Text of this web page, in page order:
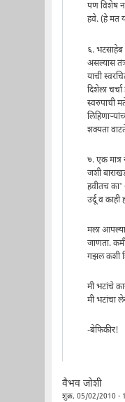
पण विशेष
हवे. (हे मत
६. भटसाहेब
असल्यास
याची
दिशेला
स्वरुपाची
शक्यता
७. एक
जशी
हवीतच का'
उर्दू व
मला
जाणता.
गझल कशी
मी भटांचे
मी भटांचा
-बेफिकीर!
वैभव जोशी
शुक्र, 05/02/2010 -